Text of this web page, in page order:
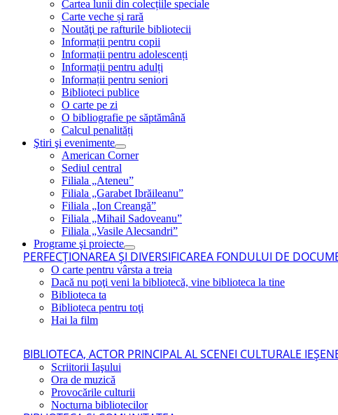
Cartea lunii din colecțiile speciale
Carte veche și rară
Noutăţi pe rafturile bibliotecii
Informații pentru copii
Informații pentru adolescenți
Informații pentru adulți
Informații pentru seniori
Biblioteci publice
O carte pe zi
O bibliografie pe săptămână
Calcul penalități
Ştiri şi evenimente
American Corner
Sediul central
Filiala „Ateneu”
Filiala „Garabet Ibrăileanu”
Filiala „Ion Creangă”
Filiala „Mihail Sadoveanu”
Filiala „Vasile Alecsandri”
Programe şi proiecte
PERFECŢIONAREA ŞI DIVERSIFICAREA FONDULUI DE
O carte pentru vârsta a treia
Dacă nu poţi veni la bibliotecă, vine biblioteca la tine
Biblioteca ta
Biblioteca pentru toţi
Hai la film
BIBLIOTECA, ACTOR PRINCIPAL AL SCENEI CULTURALE
Scriitorii Iaşului
Ora de muzică
Provocările culturii
Nocturna bibliotecilor